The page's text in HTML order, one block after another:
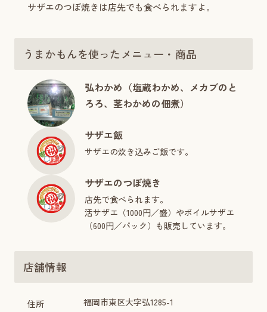
サザエのつぼ焼きは店先でも食べられますよ。
うまかもんを使ったメニュー・商品
弘わかめ（塩蔵わかめ、メカブのと
ろろ、茎わかめの佃煮）
サザエ飯
サザエの炊き込みご飯です。
サザエのつぼ焼き
店先で食べられます。
活サザエ（1000円／盛）やボイルサザエ
（600円／パック）も販売しています。
店舗情報
住所 福岡市東区大字弘1285-1